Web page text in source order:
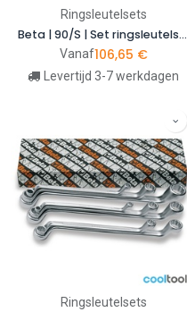
Ringsleutelsets
Beta | 90/S | Set ringsleutels, diep gebogen, metrisch
Vanaf106,65 €
Levertijd 3-7 werkdagen
Ringsleutelsets